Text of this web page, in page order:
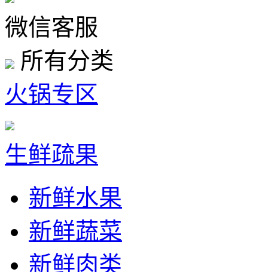
微信客服
所有分类
火锅专区
生鲜疏果
新鲜水果
新鲜蔬菜
新鲜肉类